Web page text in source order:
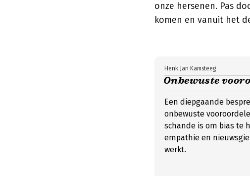
onze hersenen. Pas
komen en vanuit het
Onbewuste
Henk Jan Kamsteeg
Een diepgaande
onbewuste
schande is om bias te
empathie en
werkt.